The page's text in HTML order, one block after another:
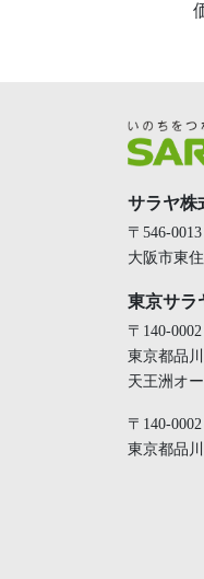
サラヤ株
〒546-0013
大阪市東
東京サラ
〒140-0002
東京都品
天王洲オ
〒140-0002
東京都品